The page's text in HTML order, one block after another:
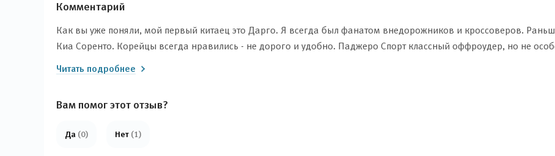
Комментарий
Как вы уже поняли, мой первый китаец это Дарго. Я всегда был фанатом внедорожников и кроссоверов.
Киа Соренто. Корейцы всегда нравились - не дорого и удобно. Паджеро Спорт классный оффроудер, но не
Соренто полтора года. Очень разочаровался в его двигателе - 2,5 лошадиных силы, крутящий момент всего
Бывшие авто тоже не рассматривал, не хочу кататься на чужих сиденьях. После нескольких месяцев раздумий
модели не рассматривал. Обратил внимание на Дарго. Посмотрел все доступные видеообзоры, везде
Читать подробнее
Вам помог этот отзыв?
Да (0) Нет (1)